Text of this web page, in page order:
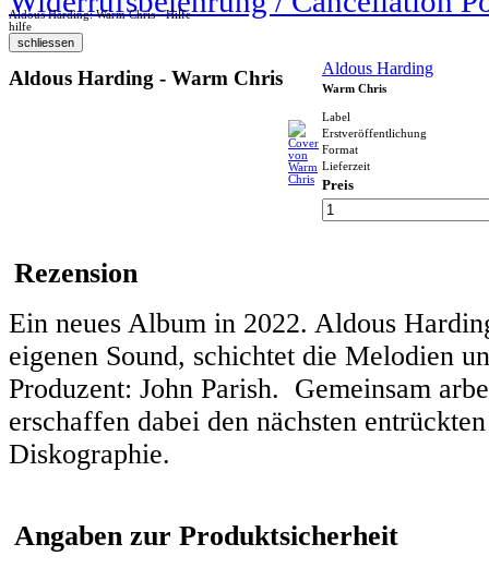
Aldous Harding: Warm Chris - Hilfe
hilfe
Aldous Harding - Warm Chris Aldous Harding
Warm Chris
Label
Erstveröffentlichung
Format
Lieferzeit
Preis
Rezension
Ein neues Album in 2022. Aldous
eigenen Sound, schichtet die Melodien
Produzent: John Parish. Gemeinsam
erschaffen dabei den nächsten
Diskographie.
Angaben zur Produktsicherheit